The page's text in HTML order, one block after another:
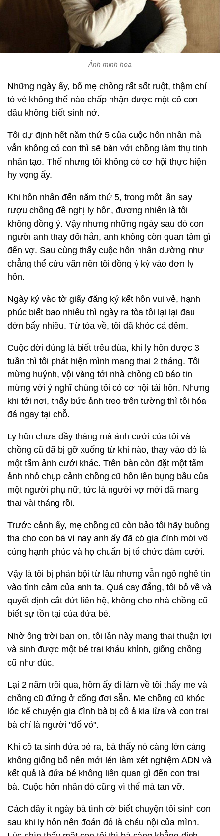
Ảnh minh họa
Những ngày ấy, bố mẹ chồng rất sốt ruột, thậm chí
tỏ vẻ không thể nào chấp nhận được một cô con
dâu không biết sinh nở.
Tôi dự định hết năm thứ 5 của cuộc hôn nhân mà
vẫn không có con thì sẽ bàn với chồng làm thụ tinh
nhân tạo. Thế nhưng tôi không có cơ hội thực hiện
hy vọng ấy.
Khi hôn nhân đến năm thứ 5, trong một lần say
rượu chồng đề nghị ly hôn, đương nhiên là tôi
không đồng ý. Vậy nhưng những ngày sau đó con
người anh thay đổi hẳn, anh không còn quan tâm gì
đến vợ. Sau cùng thấy cuộc hôn nhân dường như
chẳng thể cứu vãn nên tôi đồng ý ký vào đơn ly
hôn.
Ngày ký vào tờ giấy đăng ký kết hôn vui vẻ, hạnh
phúc biết bao nhiêu thì ngày ra tòa tôi lại lại đau
đớn bấy nhiêu. Từ tòa về, tôi đã khóc cả đêm.
Cuộc đời đúng là biết trêu đùa, khi ly hôn được 3
tuần thì tôi phát hiện mình mang thai 2 tháng. Tôi
mừng huýnh, vội vàng tới nhà chồng cũ báo tin
mừng với ý nghĩ chúng tôi có cơ hội tái hôn. Nhưng
khi tới nơi, thấy bức ảnh treo trên tường thì tôi hóa
đá ngay tại chỗ.
Ly hôn chưa đầy tháng mà ảnh cưới của tôi và
chồng cũ đã bị gỡ xuống từ khi nào, thay vào đó là
một tấm ảnh cưới khác. Trên bàn còn đặt một tấm
ảnh nhỏ chụp cảnh chồng cũ hôn lên bụng bầu của
một người phụ nữ, tức là người vợ mới đã mang
thai vài tháng rồi.
Trước cảnh ấy, mẹ chồng cũ còn bảo tôi hãy buông
tha cho con bà vì nay anh ấy đã có gia đình mới vô
cùng hạnh phúc và họ chuẩn bị tổ chức đám cưới.
Vậy là tôi bị phản bội từ lâu nhưng vẫn ngô nghê tin
vào tình cảm của anh ta. Quá cay đắng, tôi bỏ về và
quyết định cắt đứt liên hệ, không cho nhà chồng cũ
biết sự tồn tại của đứa bé.
Nhờ ông trời ban ơn, tôi lần này mang thai thuận lợi
và sinh được một bé trai kháu khỉnh, giống chồng
cũ như đúc.
Lại 2 năm trôi qua, hôm ấy đi làm về tôi thấy mẹ và
chồng cũ đứng ở cổng đợi sẵn. Mẹ chồng cũ khóc
lóc kể chuyện gia đình bà bị cô ả kia lừa và con trai
bà chỉ là người "đổ vỏ".
Khi cô ta sinh đứa bé ra, bà thấy nó càng lớn càng
không giống bố nên mới lén làm xét nghiệm ADN và
kết quả là đứa bé không liên quan gì đến con trai
bà. Cuộc hôn nhân đó cũng vì thế mà tan vỡ.
Cách đây ít ngày bà tình cờ biết chuyện tôi sinh con
sau khi ly hôn nên đoán đó là cháu nội của mình.